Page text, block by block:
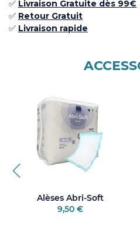
✅ Livraison Gratuite dès 99€
✅ ​ Retour Gratuit
✅​ Livraison rapide
Alèses Abri-Soft
9,50 €